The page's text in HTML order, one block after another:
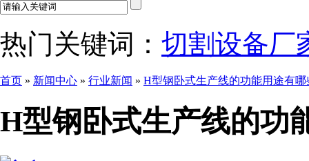
热门关键词： 切割设备厂
首页 » 新闻中心 » 行业新闻 » H型钢卧式生产线的功能用途有哪
H型钢卧式生产线的功